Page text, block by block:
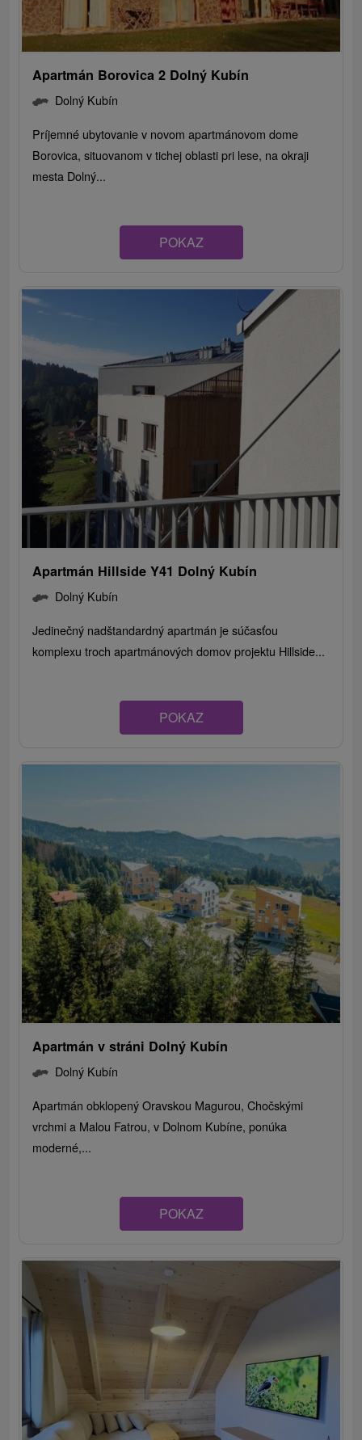
Apartmán Borovica 2 Dolný Kubín
Dolný Kubín
Príjemné ubytovanie v novom apartmánovom dome
Borovica, situovanom v tichej oblasti pri lese, na okraji
mesta Dolný...
POKAZ
Apartmán Hillside Y41 Dolný Kubín
Dolný Kubín
Jedinečný nadštandardný apartmán je súčasťou
komplexu troch apartmánových domov projektu Hillside...
POKAZ
Apartmán v stráni Dolný Kubín
Dolný Kubín
Apartmán obklopený Oravskou Magurou, Chočskými
vrchmi a Malou Fatrou, v Dolnom Kubíne, ponúka
moderné,...
POKAZ